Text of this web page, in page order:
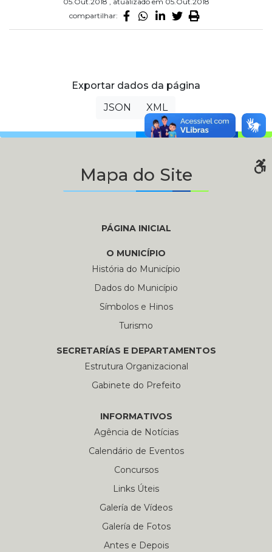
compartilhar:
Exportar dados da página
JSON
XML
Mapa do Site
PÁGINA INICIAL
O MUNICÍPIO
História do Município
Dados do Município
Símbolos e Hinos
Turismo
SECRETARÍAS E DEPARTAMENTOS
Estrutura Organizacional
Gabinete do Prefeito
INFORMATIVOS
Agência de Notícias
Calendário de Eventos
Concursos
Links Úteis
Galería de Vídeos
Galería de Fotos
Antes e Depois